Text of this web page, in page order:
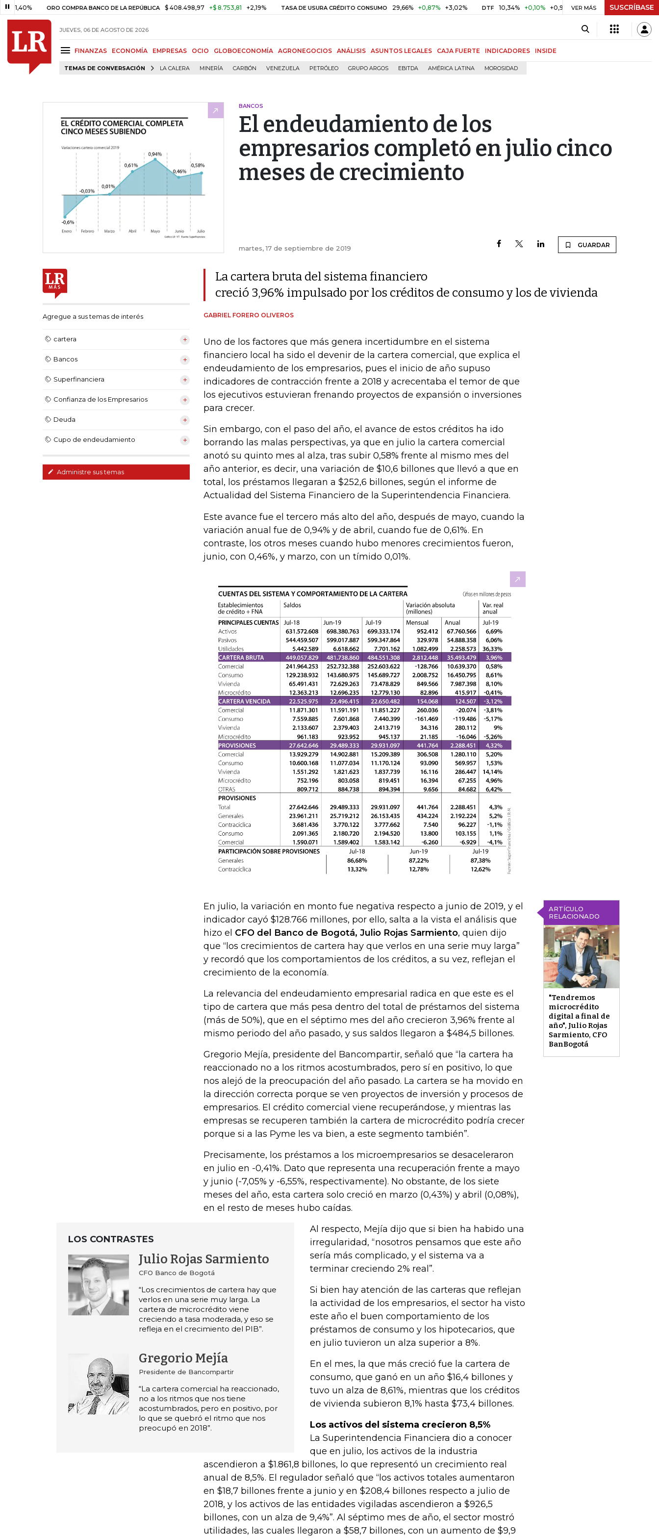
ORO COMPRA BANCO DE LA REPÚBLICA $ 408.498,97 +$ 8.753,81 +2,19% TASA DE USURA CRÉDITO CONSUMO 29,66% +0,87% +3,02% DTF 10,34% +0,10% +0,98% UVR $ 416,86 +$ 0,05 +0,01%
VER MÁS SUSCRÍBASE
JUEVES, 06 DE AGOSTO DE 2026
FINANZAS ECONOMÍA EMPRESAS OCIO GLOBOECONOMÍA AGRONEGOCIOS ANÁLISIS ASUNTOS LEGALES CAJA FUERTE INDICADORES INSIDE
TEMAS DE CONVERSACIÓN LA CALERA MINERÍA CARBÓN VENEZUELA PETRÓLEO GRUPO ARGOS EBITDA AMÉRICA LATINA MOROSIDAD
BANCOS
El endeudamiento de los
empresarios completó en julio cinco
meses de crecimiento
martes, 17 de septiembre de 2019 GUARDAR
Agregue a sus temas de interés
cartera
Bancos
Superfinanciera
Confianza de los Empresarios
Deuda
Cupo de endeudamiento
Administre sus temas
La cartera bruta del sistema financiero
creció 3,96% impulsado por los créditos de consumo y los de vivienda
GABRIEL FORERO OLIVEROS
Uno de los factores que más genera incertidumbre en el sistema
financiero local ha sido el devenir de la cartera comercial, que explica el
endeudamiento de los empresarios, pues el inicio de año supuso
indicadores de contracción frente a 2018 y acrecentaba el temor de que
los ejecutivos estuvieran frenando proyectos de expansión o inversiones
para crecer.
Sin embargo, con el paso del año, el avance de estos créditos ha ido
borrando las malas perspectivas, ya que en julio la cartera comercial
anotó su quinto mes al alza, tras subir 0,58% frente al mismo mes del
año anterior, es decir, una variación de $10,6 billones que llevó a que en
total, los préstamos llegaran a $252,6 billones, según el informe de
Actualidad del Sistema Financiero de la Superintendencia Financiera.
Este avance fue el tercero más alto del año, después de mayo, cuando la
variación anual fue de 0,94% y de abril, cuando fue de 0,61%. En
contraste, los otros meses cuando hubo menores crecimientos fueron,
junio, con 0,46%, y marzo, con un tímido 0,01%.
ARTÍCULO
RELACIONADO
"Tendremos
microcrédito
digital a final de
año", Julio Rojas
Sarmiento, CFO
BanBogotá
En julio, la variación en monto fue negativa respecto a junio de 2019, y el
indicador cayó $128.766 millones, por ello, salta a la vista el análisis que
hizo el CFO del Banco de Bogotá, Julio Rojas Sarmiento, quien dijo
que “los crecimientos de cartera hay que verlos en una serie muy larga”
y recordó que los comportamientos de los créditos, a su vez, reflejan el
crecimiento de la economía.
La relevancia del endeudamiento empresarial radica en que este es el
tipo de cartera que más pesa dentro del total de préstamos del sistema
(más de 50%), que en el séptimo mes del año crecieron 3,96% frente al
mismo periodo del año pasado, y sus saldos llegaron a $484,5 billones.
Gregorio Mejía, presidente del Bancompartir, señaló que “la cartera ha
reaccionado no a los ritmos acostumbrados, pero sí en positivo, lo que
nos alejó de la preocupación del año pasado. La cartera se ha movido en
la dirección correcta porque se ven proyectos de inversión y procesos de
empresarios. El crédito comercial viene recuperándose, y mientras las
empresas se recuperen también la cartera de microcrédito podría crecer
porque si a las Pyme les va bien, a este segmento también”.
Precisamente, los préstamos a los microempresarios se desaceleraron
en julio en -0,41%. Dato que representa una recuperación frente a mayo
y junio (-7,05% y -6,55%, respectivamente). No obstante, de los siete
meses del año, esta cartera solo creció en marzo (0,43%) y abril (0,08%),
en el resto de meses hubo caídas.
LOS CONTRASTES
Julio Rojas Sarmiento
CFO Banco de Bogotá
“Los crecimientos de cartera hay que
verlos en una serie muy larga. La
cartera de microcrédito viene
creciendo a tasa moderada, y eso se
refleja en el crecimiento del PIB”.
Gregorio Mejía
Presidente de Bancompartir
“La cartera comercial ha reaccionado,
no a los ritmos que nos tiene
acostumbrados, pero en positivo, por
lo que se quebró el ritmo que nos
preocupó en 2018”.
Al respecto, Mejía dijo que si bien ha habido una
irregularidad, “nosotros pensamos que este año
sería más complicado, y el sistema va a
terminar creciendo 2% real”.
Si bien hay atención de las carteras que reflejan
la actividad de los empresarios, el sector ha visto
este año el buen comportamiento de los
préstamos de consumo y los hipotecarios, que
en julio tuvieron un alza superior a 8%.
En el mes, la que más creció fue la cartera de
consumo, que ganó en un año $16,4 billones y
tuvo un alza de 8,61%, mientras que los créditos
de vivienda subieron 8,1% hasta $73,4 billones.
Los activos del sistema crecieron 8,5%
La Superintendencia Financiera dio a conocer
que en julio, los activos de la industria
ascendieron a $1.861,8 billones, lo que representó un crecimiento real
anual de 8,5%. El regulador señaló que “los activos totales aumentaron
en $18,7 billones frente a junio y en $208,4 billones respecto a julio de
2018, y los activos de las entidades vigiladas ascendieron a $926,5
billones, con un alza de 9,4%”. Al séptimo mes de año, el sector mostró
utilidades, las cuales llegaron a $58,7 billones, con un aumento de $9,9